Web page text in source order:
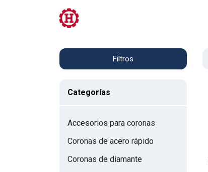
Filtros
Categorías
Accesorios para coronas
Coronas de acero rápido
Coronas de diamante